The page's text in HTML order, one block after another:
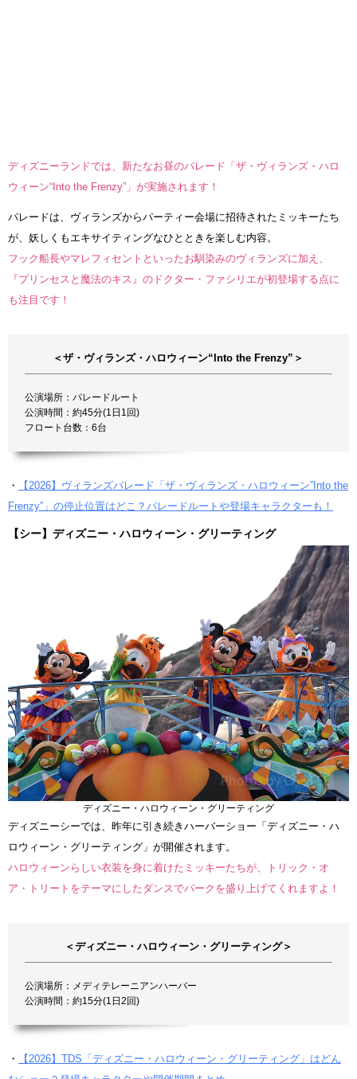
ディズニーランドでは、新たなお昼のパレード「ザ・ヴィランズ・ハロ
ウィーン“Into the Frenzy”」が実施されます！
パレードは、ヴィランズからパーティー会場に招待されたミッキーたち
が、妖しくもエキサイティングなひとときを楽しむ内容。
フック船長やマレフィセントといったお馴染みのヴィランズに加え、
『プリンセスと魔法のキス』のドクター・ファシリエが初登場する点に
も注目です！
＜ザ・ヴィランズ・ハロウィーン“Into the Frenzy”＞
公演場所：パレードルート
公演時間：約45分(1日1回)
フロート台数：6台
・
【2026】ヴィランズパレード「ザ・ヴィランズ・ハロウィーン”Into the
Frenzy”」の停止位置はどこ？パレードルートや登場キャラクターも！
【シー】ディズニー・ハロウィーン・グリーティング
ディズニー・ハロウィーン・グリーティング
ディズニーシーでは、昨年に引き続きハーバーショー「ディズニー・ハ
ロウィーン・グリーティング」が開催されます。
ハロウィーンらしい衣装を身に着けたミッキーたちが、トリック・オ
ア・トリートをテーマにしたダンスでパークを盛り上げてくれますよ！
＜ディズニー・ハロウィーン・グリーティング＞
公演場所：メディテレーニアンハーバー
公演時間：約15分(1日2回)
・
【2026】TDS「ディズニー・ハロウィーン・グリーティング」はどん